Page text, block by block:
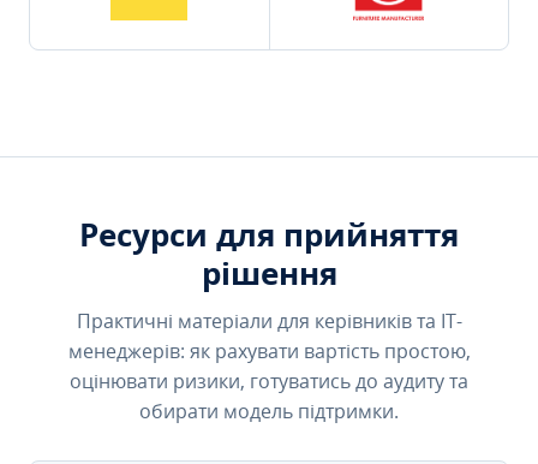
Ресурси для прийняття
рішення
Практичні матеріали для керівників та IT-
менеджерів: як рахувати вартість простою,
оцінювати ризики, готуватись до аудиту та
обирати модель підтримки.